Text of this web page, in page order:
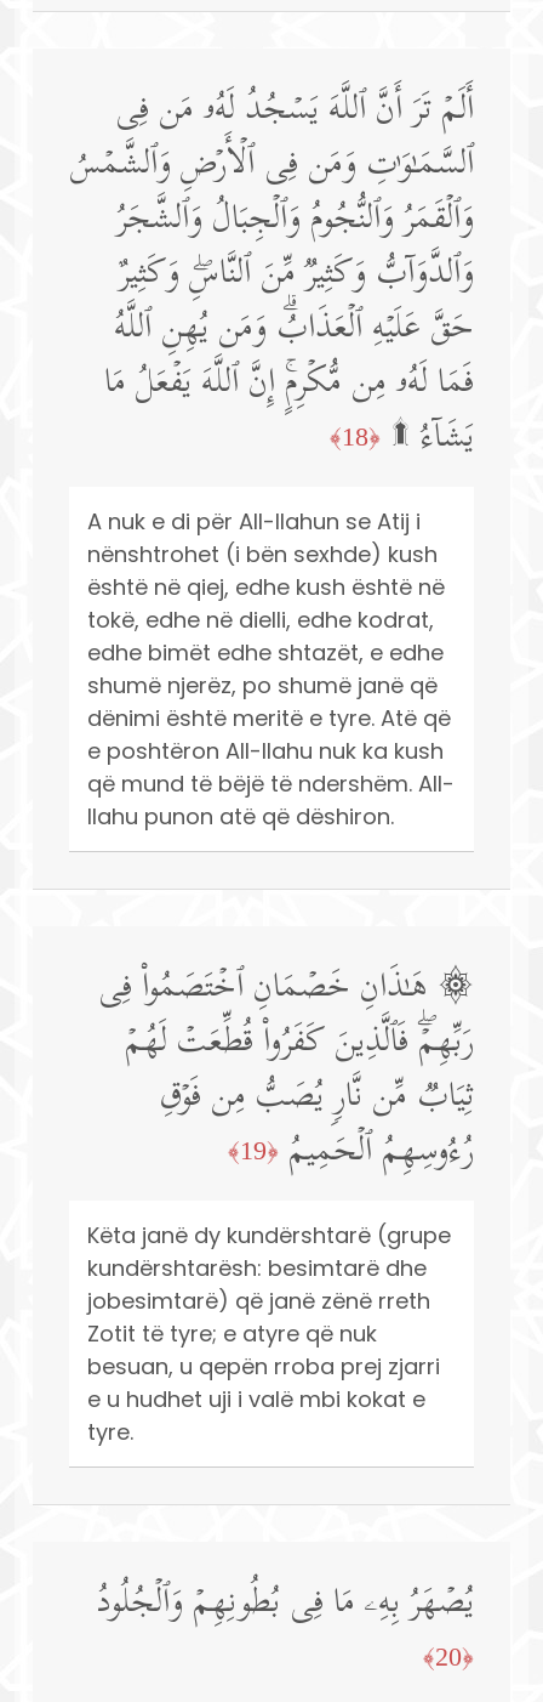
أَلَمۡ تَرَ أَنَّ ٱللَّهَ یَسۡجُدُ لَهُۥ مَن فِی
ٱلسَّمَـٰوَ ٰ⁠تِ وَمَن فِی ٱلۡأَرۡضِ وَٱلشَّمۡسُ
وَٱلۡقَمَرُ وَٱلنُّجُومُ وَٱلۡجِبَالُ وَٱلشَّجَرُ
وَٱلدَّوَاۤبُّ وَكَثِیرࣱ مِّنَ ٱلنَّاسِۖ وَكَثِیرٌ
حَقَّ عَلَیۡهِ ٱلۡعَذَابُۗ وَمَن یُهِنِ ٱللَّهُ
فَمَا لَهُۥ مِن مُّكۡرِمٍۚ إِنَّ ٱللَّهَ یَفۡعَلُ مَا
یَشَاۤءُ ۩ ﴿18﴾
A nuk e di për All-llahun se Atij i
nënshtrohet (i bën sexhde) kush
është në qiej, edhe kush është në
tokë, edhe në dielli, edhe kodrat,
edhe bimët edhe shtazët, e edhe
shumë njerëz, po shumë janë që
dënimi është meritë e tyre. Atë që
e poshtëron All-llahu nuk ka kush
që mund të bëjë të ndershëm. All-
llahu punon atë që dëshiron.
۞ هَـٰذَانِ خَصۡمَانِ ٱخۡتَصَمُوا۟ فِی
رَبِّهِمۡۖ فَٱلَّذِینَ كَفَرُوا۟ قُطِّعَتۡ لَهُمۡ
ثِیَابࣱ مِّن نَّارࣲ یُصَبُّ مِن فَوۡقِ
رُءُوسِهِمُ ٱلۡحَمِیمُ ﴿19﴾
Këta janë dy kundërshtarë (grupe
kundërshtarësh: besimtarë dhe
jobesimtarë) që janë zënë rreth
Zotit të tyre; e atyre që nuk
besuan, u qepën rroba prej zjarri
e u hudhet uji i valë mbi kokat e
tyre.
یُصۡهَرُ بِهِۦ مَا فِی بُطُونِهِمۡ وَٱلۡجُلُودُ
﴿20﴾